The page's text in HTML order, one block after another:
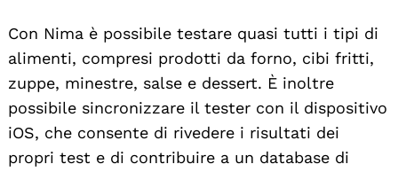
Con Nima è possibile testare quasi tutti i tipi di
alimenti, compresi prodotti da forno, cibi fritti,
zuppe, minestre, salse e dessert. È inoltre
possibile sincronizzare il tester con il dispositivo
iOS, che consente di rivedere i risultati dei
propri test e di contribuire a un database di